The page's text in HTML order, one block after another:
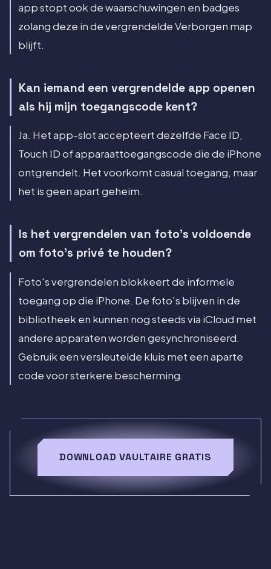
app stopt ook de waarschuwingen en badges
zolang deze in de vergrendelde Verborgen map
blijft.
Kan iemand een vergrendelde app openen
als hij mijn toegangscode kent?
Ja. Het app-slot accepteert dezelfde Face ID,
Touch ID of apparaattoegangscode die de iPhone
ontgrendelt. Het voorkomt casual toegang, maar
het is geen apart geheim.
Is het vergrendelen van foto's voldoende
om foto's privé te houden?
Foto's vergrendelen blokkeert de informele
toegang op die iPhone. De foto's blijven in de
bibliotheek en kunnen nog steeds via iCloud met
andere apparaten worden gesynchroniseerd.
Gebruik een versleutelde kluis met een aparte
code voor sterkere bescherming.
DOWNLOAD VAULTAIRE GRATIS